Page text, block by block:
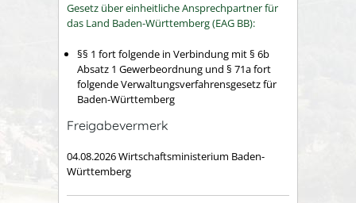
Gesetz über einheitliche Ansprechpartner für
das Land Baden-Württemberg (EAG BB):
§§ 1 fort folgende in Verbindung mit § 6b
Absatz 1 Gewerbeordnung und § 71a fort
folgende Verwaltungsverfahrensgesetz für
Baden-Württemberg
Freigabevermerk
04.08.2026Wirtschaftsministerium Baden-
Württemberg